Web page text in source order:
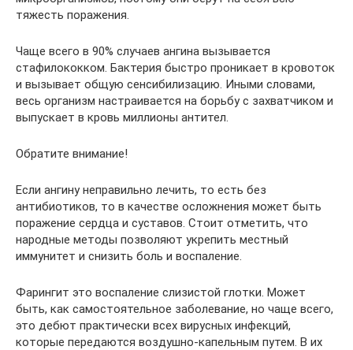
тяжесть поражения.
Чаще всего в 90% случаев ангина вызывается
стафилококком. Бактерия быстро проникает в кровоток
и вызывает общую сенсибилизацию. Иными словами,
весь организм настраивается на борьбу с захватчиком и
выпускает в кровь миллионы антител.
Обратите внимание!
Если ангину неправильно лечить, то есть без
антибиотиков, то в качестве осложнения может быть
поражение сердца и суставов. Стоит отметить, что
народные методы позволяют укрепить местный
иммунитет и снизить боль и воспаление.
Фарингит это воспаление слизистой глотки. Может
быть, как самостоятельное заболевание, но чаще всего,
это дебют практически всех вирусных инфекций,
которые передаются воздушно-капельным путем. В их